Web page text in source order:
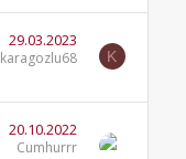
29.03.2023
karagozlu68 K
20.10.2022
Cumhurrr